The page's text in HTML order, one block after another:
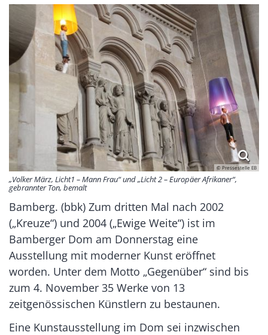
© Pressestelle EB
„Volker März, Licht1 – Mann Frau“ und „Licht 2 – Europäer Afrikaner“,
gebrannter Ton, bemalt
Bamberg. (bbk) Zum dritten Mal nach 2002
(„Kreuze“) und 2004 („Ewige Weite“) ist im
Bamberger Dom am Donnerstag eine
Ausstellung mit moderner Kunst eröffnet
worden. Unter dem Motto „Gegenüber“ sind bis
zum 4. November 35 Werke von 13
zeitgenössischen Künstlern zu bestaunen.
Eine Kunstausstellung im Dom sei inzwischen